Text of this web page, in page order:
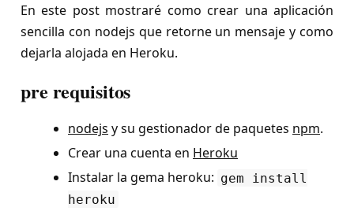
En este post mostraré como crear una aplicación
sencilla con nodejs que retorne un mensaje y como
dejarla alojada en Heroku.
pre requisitos
nodejs y su gestionador de paquetes npm.
Crear una cuenta en Heroku
Instalar la gema heroku: gem install
heroku